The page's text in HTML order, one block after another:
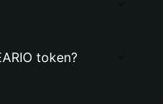
token?